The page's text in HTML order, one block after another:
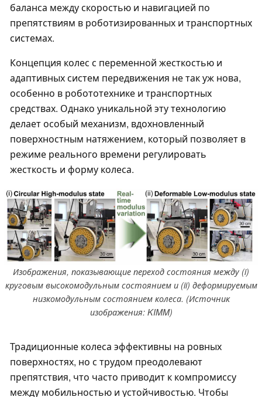
баланса между скоростью и навигацией по
препятствиям в роботизированных и транспортных
системах.
Концепция колес с переменной жесткостью и
адаптивных систем передвижения не так уж нова,
особенно в робототехнике и транспортных
средствах. Однако уникальной эту технологию
делает особый механизм, вдохновленный
поверхностным натяжением, который позволяет в
режиме реального времени регулировать
жесткость и форму колеса.
Изображения, показывающие переход состояния между (i)
круговым высокомодульным состоянием и (ii) деформируемым
низкомодульным состоянием колеса. (Источник
изображения: KIMM)
Традиционные колеса эффективны на ровных
поверхностях, но с трудом преодолевают
препятствия, что часто приводит к компромиссу
между мобильностью и устойчивостью. Чтобы